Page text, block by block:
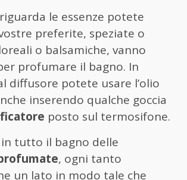
le essenze potete
preferite, speziate o
o balsamiche, vanno
profumare il bagno. In
diffusore potete usare l’olio
inserendo qualche goccia
posto sul termosifone.
tutto il bagno delle
, ogni tanto
un lato in modo tale che